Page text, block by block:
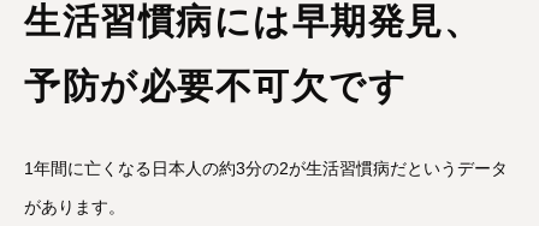
生活習慣病には早期発見、
予防が必要不可欠です
1年間に亡くなる日本人の約3分の2が生活習慣病だというデータ
があります。